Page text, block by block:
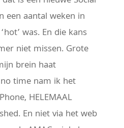
een aantal weken in
was. En die kans
niet missen. Grote
brein haat
time nam ik het
HELEMAAL
En niet via het web